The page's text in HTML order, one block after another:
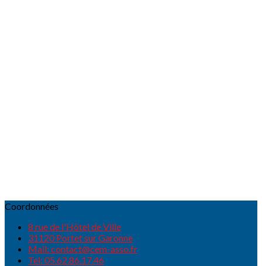
Coordonnées
8 rue de l'Hôtel de Ville
31120 Portet sur Garonne
Mail: contact@cem-asso.fr
Tel: 05.62.86.17.46